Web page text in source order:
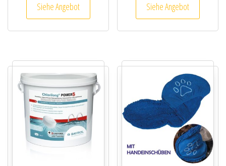
Siehe Angebot Siehe Angebot